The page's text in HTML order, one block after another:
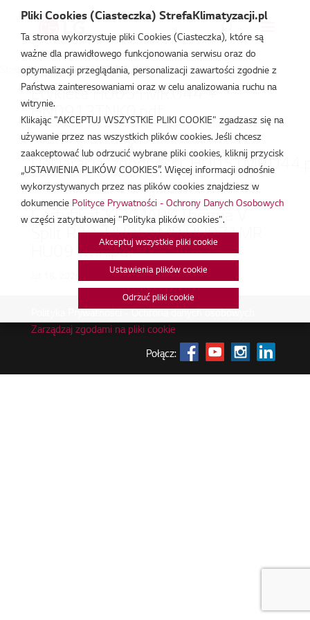
Strefa Klimatyzacji /HU051MR.U44
Etykieta HU051MR.U44 +
HN0913T.NK0.pdf
lut 18, 2026
lut 18, 2026
Certyfikat KEYMARK Therma V
Split R32_HU051MR HU071MR
HU091MR.pdf
Zarządzaj zgodami na pliki cookie
Połącz:
Pliki Cookies (Ciasteczka) StrefaKlimatyzacji.pl
Ta strona wykorzystuje pliki Cookies (Ciasteczka), które są
ważne dla prawidłowego funkcjonowania serwisu oraz do
optymalizacji przeglądania, personalizacji zawartości zgodnie z
Państwa zainteresowaniami oraz w celu analizowania ruchu na
witrynie.
Klikając "AKCEPTUJ WSZYSTKIE PLIKI COOKIE" zgadzasz się na
używanie przez nas wszystkich plików cookies. Jeśli chcesz
zaakceptować lub odrzucić wybrane pliki cookies, kliknij przycisk
„USTAWIENIA PLIKÓW COOKIES”. Więcej informacji odnośnie
wykorzystywanych przez nas plików cookies znajdziesz w
dokumencie Polityce Prywatności - Ochrony Danych Osobowych
w części zatytułowanej "Polityka plików cookies".
Akceptuj wszystkie pliki cookie
Ustawienia plików cookie
Odrzuć pliki cookie